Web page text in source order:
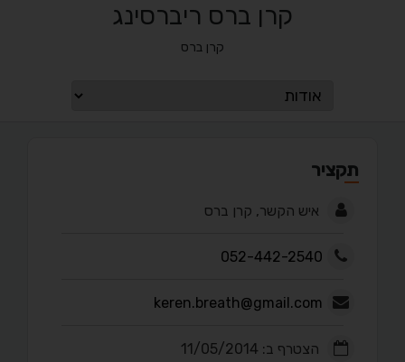
קרן ברס ריברסינג
קרן ברס
תקציר
איש הקשר, קרן ברס
052-442-2540
keren.breath@gmail.com
הצטרף ב: 11/05/2014